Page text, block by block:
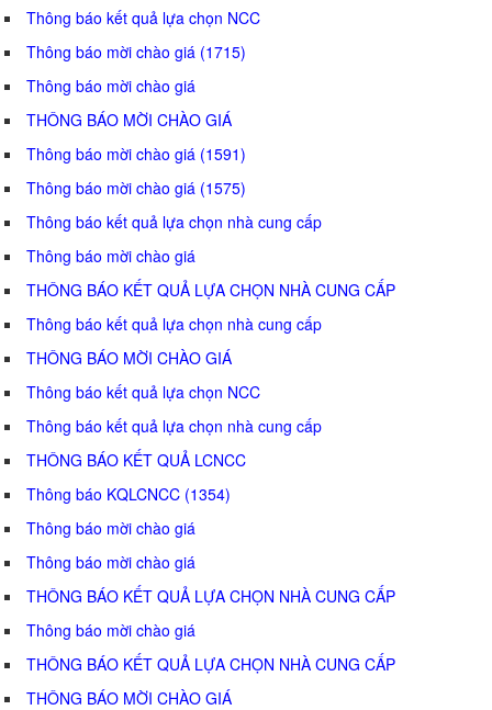
Thông báo kết quả lựa chọn NCC
Thông báo mời chào giá (1715)
Thông báo mời chào giá
THÔNG BÁO MỜI CHÀO GIÁ
Thông báo mời chào giá (1591)
Thông báo mời chào giá (1575)
Thông báo kết quả lựa chọn nhà cung cấp
Thông báo mời chào giá
THÔNG BÁO KẾT QUẢ LỰA CHỌN NHÀ CUNG CẤP
Thông báo kết quả lựa chọn nhà cung cấp
THÔNG BÁO MỜI CHÀO GIÁ
Thông báo kết quả lựa chọn NCC
Thông báo kết quả lựa chọn nhà cung cấp
THÔNG BÁO KẾT QUẢ LCNCC
Thông báo KQLCNCC (1354)
Thông báo mời chào giá
Thông báo mời chào giá
THÔNG BÁO KẾT QUẢ LỰA CHỌN NHÀ CUNG CẤP
Thông báo mời chào giá
THÔNG BÁO KẾT QUẢ LỰA CHỌN NHÀ CUNG CẤP
THÔNG BÁO MỜI CHÀO GIÁ